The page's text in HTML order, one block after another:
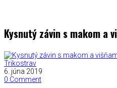
Kysnutý závin s makom a
Trikostrav
6. júna 2019
0 Comment